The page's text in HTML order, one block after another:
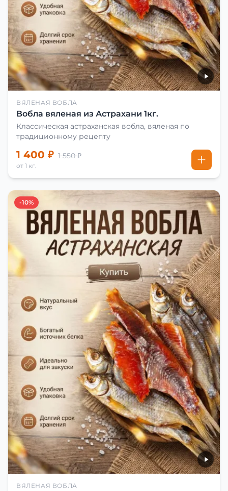
ВЯЛЕНАЯ ВОБЛА
Вобла вяленая из Астрахани 1кг.
Классическая астраханская вобла, вяленая по
традиционному рецепту
1 400 ₽ 1 550 ₽
от 1 кг.
-10%
ВЯЛЕНАЯ ВОБЛА